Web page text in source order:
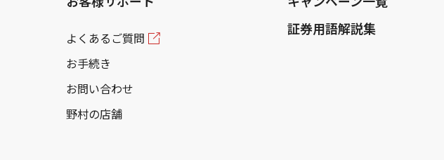
よくあるご質問
お手続き
お問い合わせ
野村の店舗
証券用語解説集